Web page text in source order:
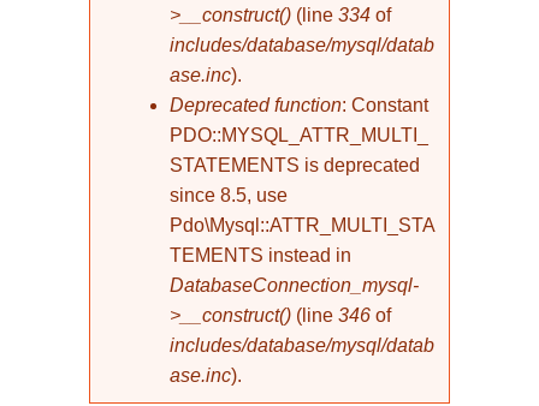
>__construct() (line 334 of
includes/database/mysql/datab
ase.inc).
Deprecated function: Constant
PDO::MYSQL_ATTR_MULTI_
STATEMENTS is deprecated
since 8.5, use
Pdo\Mysql::ATTR_MULTI_STA
TEMENTS instead in
DatabaseConnection_mysql-
>__construct() (line 346 of
includes/database/mysql/datab
ase.inc).